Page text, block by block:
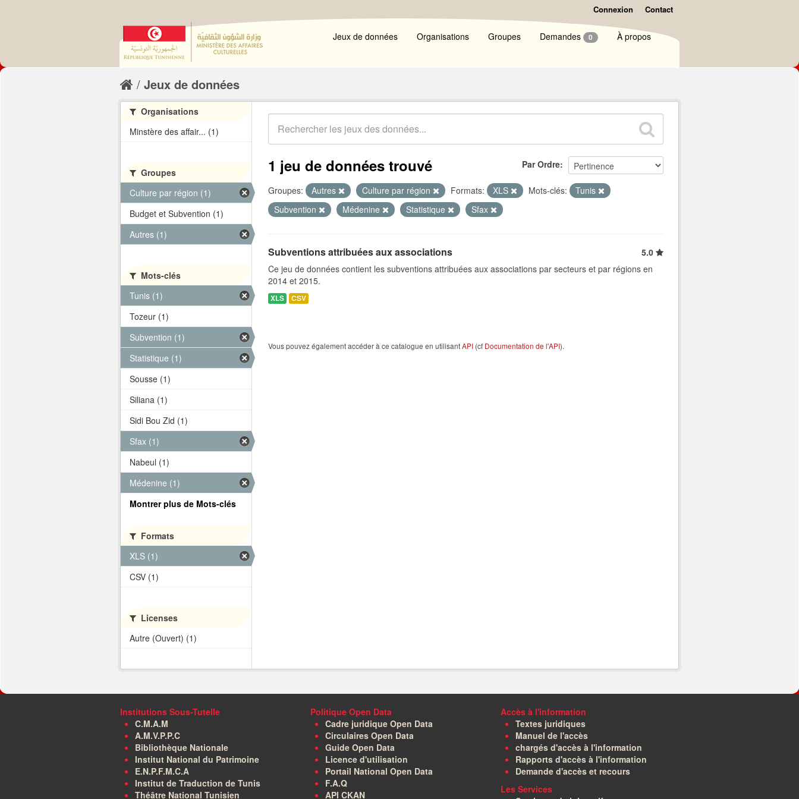
Connexion Contact
Jeux de données Organisations Groupes Demandes 0 À propos
Jeux de données
Par Ordre
1 jeu de données trouvé
Groupes: Autres Culture par région Formats: XLS Mots-clés:
Tunis
Subvention
Médenine Statistique Sfax
Subventions attribuées aux associations
5.0
Ce jeu de données contient les subventions attribuées aux associations par secteurs et par régions en
2014 et 2015.
XLS CSV
Vous pouvez également accéder à ce catalogue en utilisantAPI (cf Documentation de l'API).
Organisations
Minstère des affair... (1)
Groupes
Culture par région (1)
Budget et Subvention (1)
Autres (1)
Mots-clés
Tunis (1)
Tozeur (1)
Subvention (1)
Statistique (1)
Sousse (1)
Siliana (1)
Sidi Bou Zid (1)
Sfax (1)
Nabeul (1)
Médenine (1)
Montrer plus de Mots-clés
Formats
XLS (1)
CSV (1)
Licenses
Autre (Ouvert) (1)
Institutions Sous-Tutelle
C.M.A.M
A.M.V.P.P.C
Bibliothèque Nationale
Institut National du Patrimoine
E.N.P.F.M.C.A
Institut de Traduction de Tunis
Théâtre National Tunisien
Politique Open Data
Cadre juridique Open Data
Circulaires Open Data
Guide Open Data
Licence d'utilisation
Portail National Open Data
F.A.Q
API CKAN
Accès à l'information
Textes juridiques
Manuel de l'accès
chargés d'accès à l'information
Rapports d'accès à l'information
Demande d'accès et recours
Les Services